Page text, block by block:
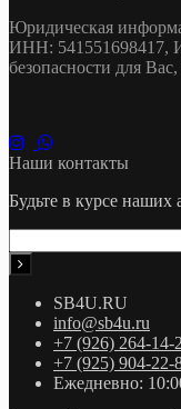
Юридическая
ИНН:
безопасности для
Наши контакты
Будьте в курсе
SB4U.RU
info@sb4u.ru
+7 (926) 264-14-
+7 (925) 904-22-
Ежедневно: